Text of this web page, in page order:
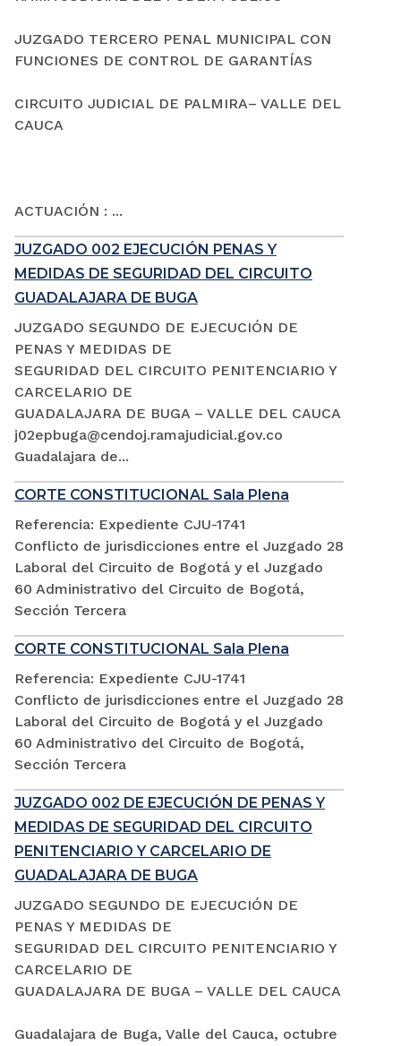
JUZGADO TERCERO PENAL MUNICIPAL CON
FUNCIONES DE CONTROL DE GARANTÍAS
CIRCUITO JUDICIAL DE PALMIRA– VALLE DEL
CAUCA
ACTUACIÓN : ...
JUZGADO 002 EJECUCIÓN PENAS Y
MEDIDAS DE SEGURIDAD DEL CIRCUITO
GUADALAJARA DE BUGA
JUZGADO SEGUNDO DE EJECUCIÓN DE
PENAS Y MEDIDAS DE
SEGURIDAD DEL CIRCUITO PENITENCIARIO Y
CARCELARIO DE
GUADALAJARA DE BUGA – VALLE DEL CAUCA
j02epbuga@cendoj.ramajudicial.gov.co
Guadalajara de...
CORTE CONSTITUCIONAL Sala Plena
Referencia: Expediente CJU-1741
Conflicto de jurisdicciones entre el Juzgado 28
Laboral del Circuito de Bogotá y el Juzgado
60 Administrativo del Circuito de Bogotá,
Sección Tercera
CORTE CONSTITUCIONAL Sala Plena
Referencia: Expediente CJU-1741
Conflicto de jurisdicciones entre el Juzgado 28
Laboral del Circuito de Bogotá y el Juzgado
60 Administrativo del Circuito de Bogotá,
Sección Tercera
JUZGADO 002 DE EJECUCIÓN DE PENAS Y
MEDIDAS DE SEGURIDAD DEL CIRCUITO
PENITENCIARIO Y CARCELARIO DE
GUADALAJARA DE BUGA
JUZGADO SEGUNDO DE EJECUCIÓN DE
PENAS Y MEDIDAS DE
SEGURIDAD DEL CIRCUITO PENITENCIARIO Y
CARCELARIO DE
GUADALAJARA DE BUGA – VALLE DEL CAUCA
Guadalajara de Buga, Valle del Cauca, octubre